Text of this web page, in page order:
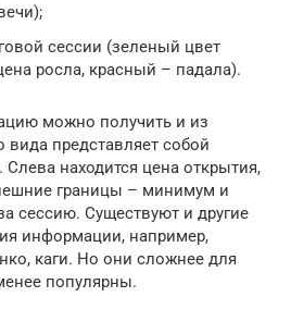
сессии (зеленый цвет
росла, красный – падала).
можно получить и из
вида представляет собой
находится цена открытия,
границы – минимум и
сессию. Существуют и другие
информации, например,
каги. Но они сложнее для
популярны.